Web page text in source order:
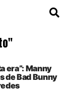
era”: Manny
de Bad Bunny